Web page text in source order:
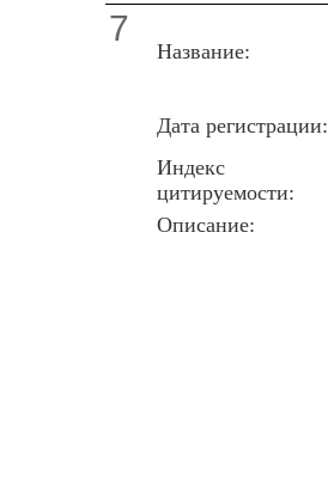
7
Название:
Дата регистрации:
Индекс
цитируемости:
Описание: